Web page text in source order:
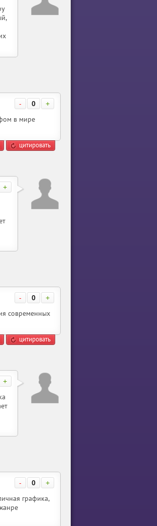
- 0 +
в мире
цитировать
+
- 0 +
современных
цитировать
+
- 0 +
графика,